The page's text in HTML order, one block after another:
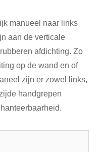
manueel naar links
aan de verticale
afdichting. Zo
op de wand en of
zijn er zowel links,
handgrepen